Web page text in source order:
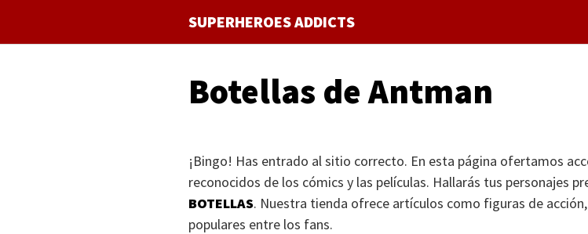
contenido
SUPERHEROES ADDICTS
Botellas de Antman
¡Bingo! Has entrado al sitio correcto. En esta página ofertamos
reconocidos de los cómics y las películas. Hallarás tus personajes
BOTELLAS. Nuestra tienda ofrece artículos como figuras de
populares entre los fans.